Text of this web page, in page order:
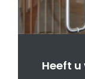
Heeft